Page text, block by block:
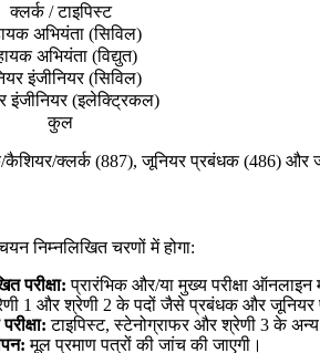
क्लर्क / टाइपिस्ट
अभियंता (सिविल)
अभियंता (विद्युत)
इंजीनियर (सिविल)
इंजीनियर (इलेक्ट्रिकल)
कुल
क्लर्क (887), जूनियर प्रबंधक (486) और
निम्नलिखित चरणों में होगा:
परीक्षा:प्रारंभिक और/या मुख्य परीक्षा
1 और श्रेणी 2 के पदों जैसे प्रबंधक और जूनियर
टाइपिस्ट, स्टेनोग्राफर और श्रेणी 3 के
मूल प्रमाण पत्रों की जांच की जाएगी।